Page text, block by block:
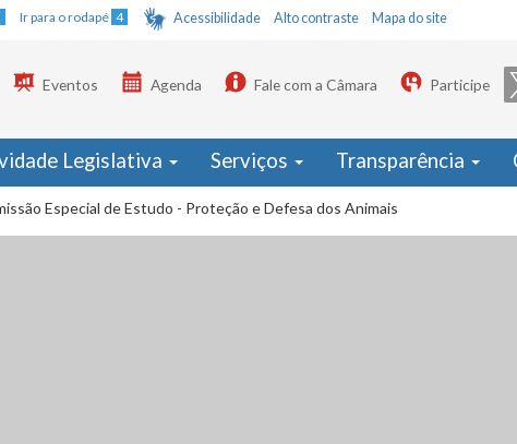
Ir para o rodapé 4 Acessibilidade Alto contraste Mapa do site
Eventos Agenda Fale com a Câmara Participe
Legislativa Serviços Transparência
Especial de Estudo - Proteção e Defesa dos Animais